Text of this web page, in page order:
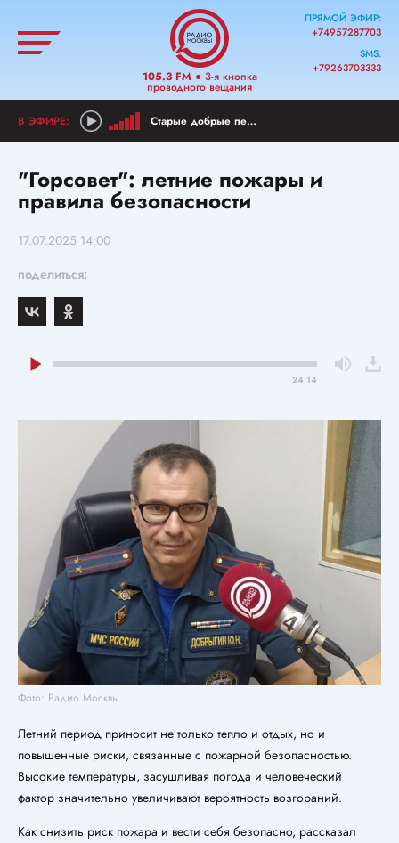
105.3 FM● 3-я кнопка
проводного вещания
ПРЯМОЙ ЭФИР:
+74957287703
SMS:
+79263703333
Старые добрые песни
"Горсовет": летние пожары и
правила безопасности
17.07.2025 14:00
поделиться:
24:14
Фото: Радио Москвы
Летний период приносит не только тепло и отдых, но и
повышенные риски, связанные с пожарной безопасностью.
Высокие температуры, засушливая погода и человеческий
фактор значительно увеличивают вероятность возгораний.
Как снизить риск пожара и вести себя безопасно, рассказал